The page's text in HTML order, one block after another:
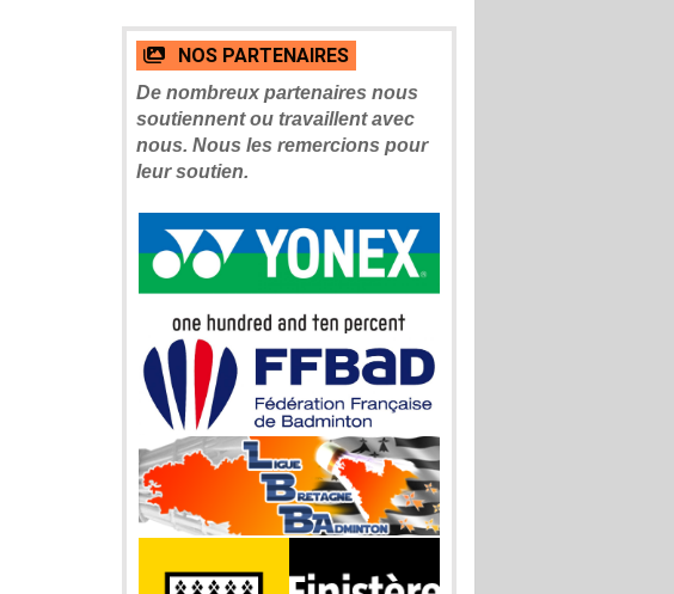
NOS PARTENAIRES
De nombreux partenaires nous
soutiennent ou travaillent avec
nous. Nous les remercions pour
leur soutien.